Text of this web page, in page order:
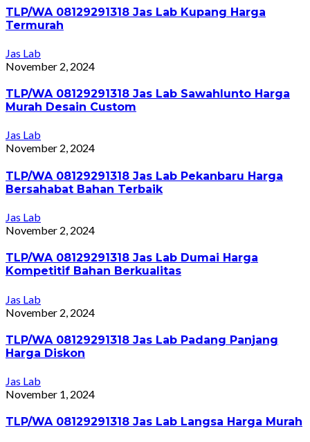
TLP/WA 08129291318 Jas Lab Kupang Harga
Termurah
Jas Lab
November 2, 2024
TLP/WA 08129291318 Jas Lab Sawahlunto Harga
Murah Desain Custom
Jas Lab
November 2, 2024
TLP/WA 08129291318 Jas Lab Pekanbaru Harga
Bersahabat Bahan Terbaik
Jas Lab
November 2, 2024
TLP/WA 08129291318 Jas Lab Dumai Harga
Kompetitif Bahan Berkualitas
Jas Lab
November 2, 2024
TLP/WA 08129291318 Jas Lab Padang Panjang
Harga Diskon
Jas Lab
November 1, 2024
TLP/WA 08129291318 Jas Lab Langsa Harga Murah